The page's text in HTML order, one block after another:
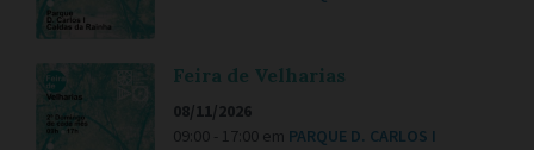
Feira de Velharias
08/11/2026
09:00 - 17:00 em PARQUE D. CARLOS I